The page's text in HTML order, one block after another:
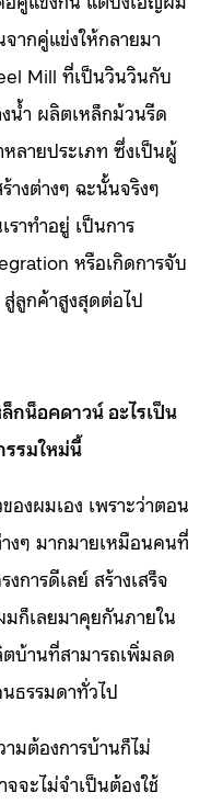
ากคู่แข่งให้กลายมา
Mill ที่เป็นวินวินกับ
น้ำ ผลิตเหล็กม้วนรีด
ลายประเภท ซึ่งเป็นผู้
างต่างๆ ฉะนั้นจริงๆ
าทำอยู่ เป็นการ
หรือเกิดการจับ
ลูกค้าสูงสุดต่อไป
กน็อคดาวน์ อะไรเป็น
รมใหม่นี้
งผมเอง เพราะว่าตอน
งๆ มากมายเหมือนคนที่
การดีเลย์ สร้างเสร็จ
ก็เลยมาคุยกันภายใน
บ้านที่สามารถเพิ่มลด
ธรรมดาทั่วไป
ามต้องการบ้านก็ไม่
จะไม่จำเป็นต้องใช้